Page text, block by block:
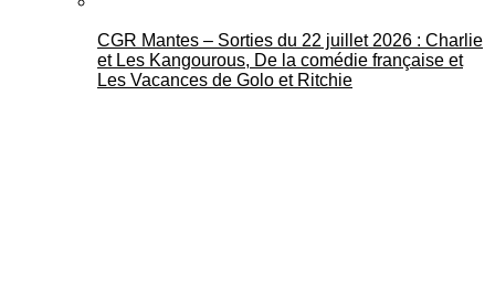
CGR Mantes – Sorties du 22 juillet 2026 : Charlie
et Les Kangourous, De la comédie française et
Les Vacances de Golo et Ritchie